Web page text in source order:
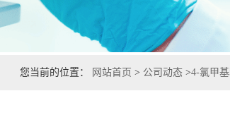
您当前的位置： 网站首页 > 公司动态 >4-氯甲